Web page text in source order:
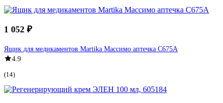
1 052 ₽
Ящик для медикаментов Martika Массимо аптечка С675А
4.9
(14)